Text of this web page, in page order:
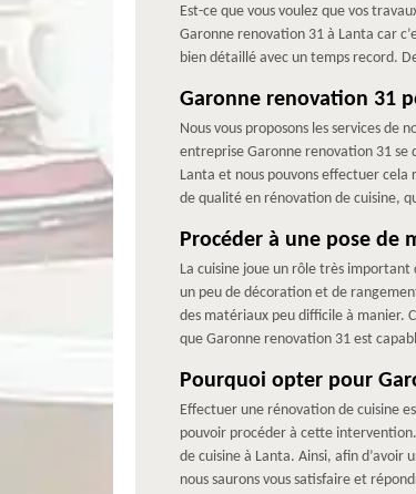
Est-ce que vous voulez que vos
Garonne renovation 31 à Lanta car
bien détaillé avec un temps record.
Garonne renovation 31
Nous vous proposons les services
entreprise Garonne renovation 31 se
Lanta et nous pouvons effectuer
de qualité en rénovation de cuisine,
Procéder à une pose de
La cuisine joue un rôle très important
un peu de décoration et de
des matériaux peu difficile à manier.
que Garonne renovation 31 est
Pourquoi opter pour
Effectuer une rénovation de cuisine
pouvoir procéder à cette
de cuisine à Lanta. Ainsi, afin
nous saurons vous satisfaire et